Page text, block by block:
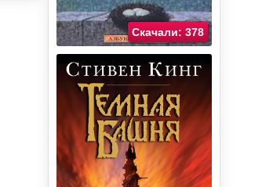
Скачали: 378